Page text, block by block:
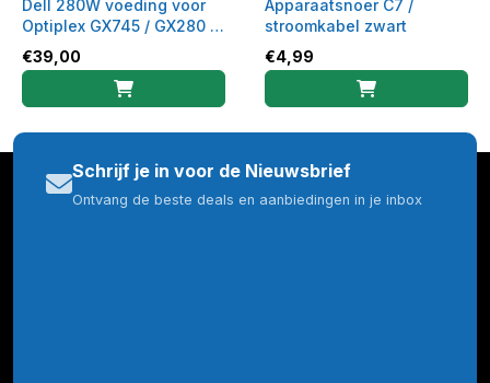
Dell 280W voeding voor
Optiplex GX745 / GX280 /
GX620 - H280P-00
€39,00
Apparaatsnoer C7 /
stroomkabel zwart
€4,99
Schrijf je in voor de Nieuwsbrief
Ontvang de beste deals en aanbiedingen in je inbox